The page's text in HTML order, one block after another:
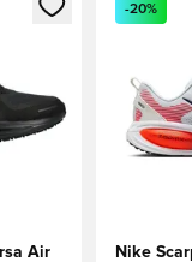
Air
-20%
Nike